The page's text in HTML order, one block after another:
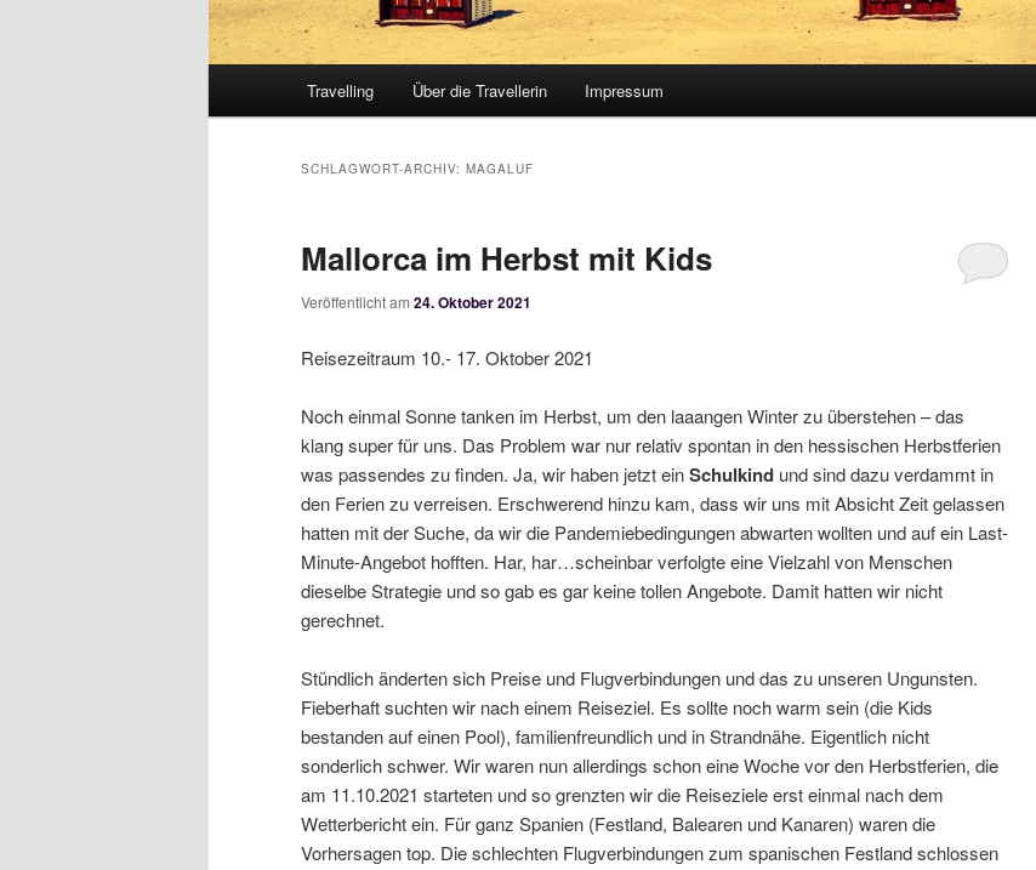
Travelling Über die Travellerin Impressum
SCHLAGWORT-ARCHIV: MAGALUF
Mallorca im Herbst mit Kids
Veröffentlicht am 24. Oktober 2021
Reisezeitraum 10.- 17. Oktober 2021
Noch einmal Sonne tanken im Herbst, um den laaangen Winter zu überstehen – das
klang super für uns. Das Problem war nur relativ spontan in den hessischen Herbstferien
was passendes zu finden. Ja, wir haben jetzt einSchulkind und sind dazu verdammt in
den Ferien zu verreisen. Erschwerend hinzu kam, dass wir uns mit Absicht Zeit gelassen
hatten mit der Suche, da wir die Pandemiebedingungen abwarten wollten und auf ein Last-
Minute-Angebot hofften. Har, har…scheinbar verfolgte eine Vielzahl von Menschen
dieselbe Strategie und so gab es gar keine tollen Angebote. Damit hatten wir nicht
gerechnet.
Stündlich änderten sich Preise und Flugverbindungen und das zu unseren Ungunsten.
Fieberhaft suchten wir nach einem Reiseziel. Es sollte noch warm sein (die Kids
bestanden auf einen Pool), familienfreundlich und in Strandnähe. Eigentlich nicht
sonderlich schwer. Wir waren nun allerdings schon eine Woche vor den Herbstferien, die
am 11.10.2021 starteten und so grenzten wir die Reiseziele erst einmal nach dem
Wetterbericht ein. Für ganz Spanien (Festland, Balearen und Kanaren) waren die
Vorhersagen top. Die schlechten Flugverbindungen zum spanischen Festland schlossen